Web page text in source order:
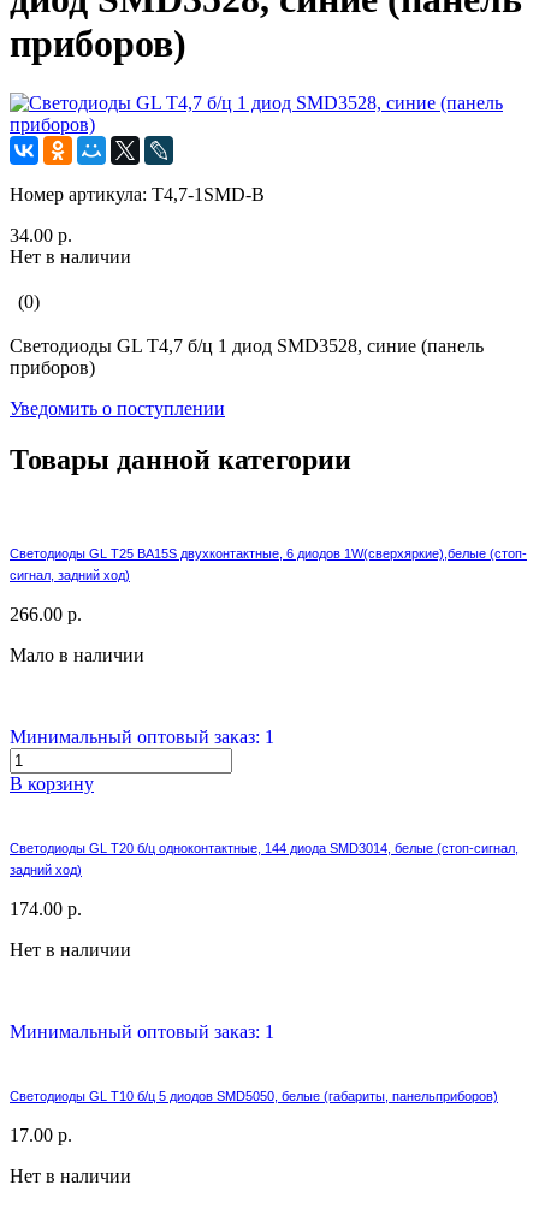
приборов)
Номер артикула: T4,7-1SMD-B
34.00 р.
Нет в наличии
(0)
Светодиоды GL T4,7 б/ц 1 диод SMD3528, синие (панель
приборов)
Уведомить о поступлении
Товары данной категории
Светодиоды GL T25 BA15S двухконтактные, 6 диодов 1W(сверхяркие),белые (стоп-
сигнал, задний ход)
266.00 р.
Мало в наличии
Минимальный оптовый заказ: 1
В корзину
Светодиоды GL T20 б/ц одноконтактные, 144 диода SMD3014, белые (стоп-сигнал,
задний ход)
174.00 р.
Нет в наличии
Минимальный оптовый заказ: 1
Светодиоды GL T10 б/ц 5 диодов SMD5050, белые (габариты, панельприборов)
17.00 р.
Нет в наличии